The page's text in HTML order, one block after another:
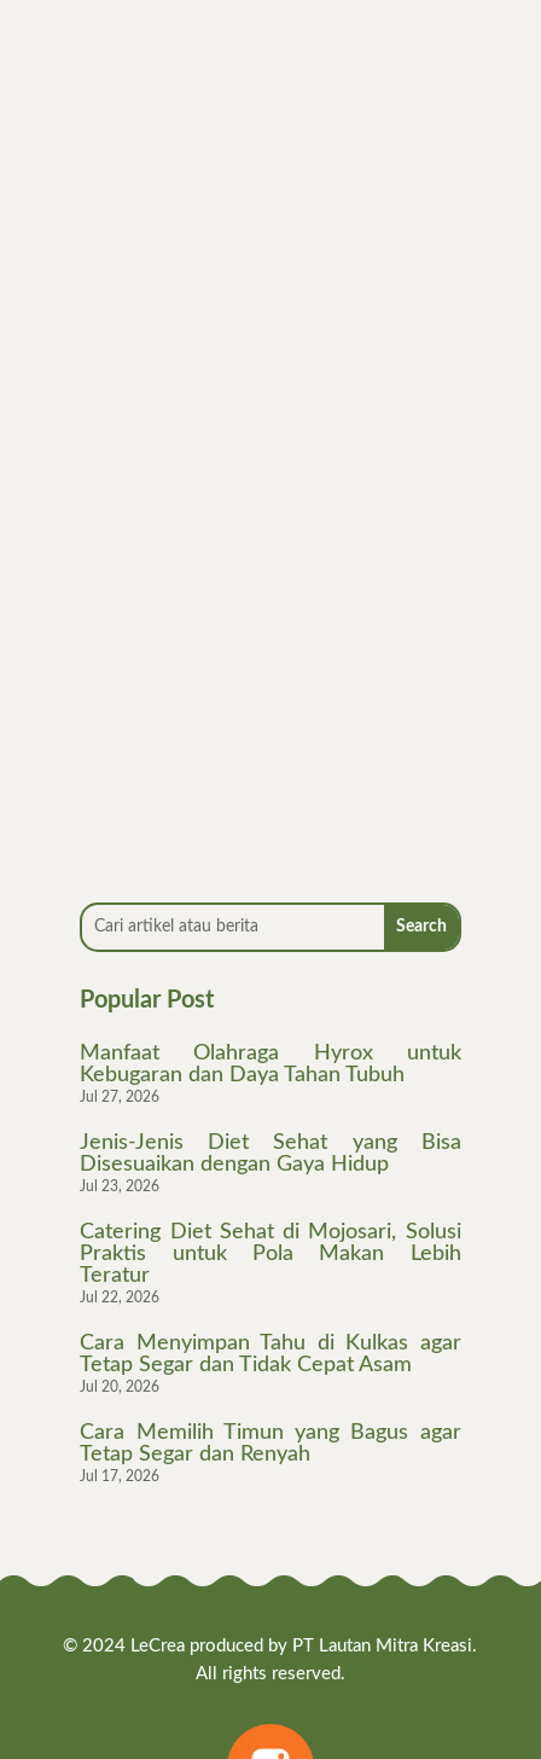
Popular Post
Manfaat Olahraga Hyrox untuk
Kebugaran dan Daya Tahan Tubuh
Jul 27, 2026
Jenis-Jenis Diet Sehat yang Bisa
Disesuaikan dengan Gaya Hidup
Jul 23, 2026
Catering Diet Sehat di Mojosari, Solusi
Praktis untuk Pola Makan Lebih
Teratur
Jul 22, 2026
Cara Menyimpan Tahu di Kulkas agar
Tetap Segar dan Tidak Cepat Asam
Jul 20, 2026
Cara Memilih Timun yang Bagus agar
Tetap Segar dan Renyah
Jul 17, 2026
© 2024 LeCrea produced by PT Lautan Mitra Kreasi.
All rights reserved.